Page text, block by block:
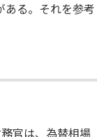
ある。それを参考
官は、為替相場